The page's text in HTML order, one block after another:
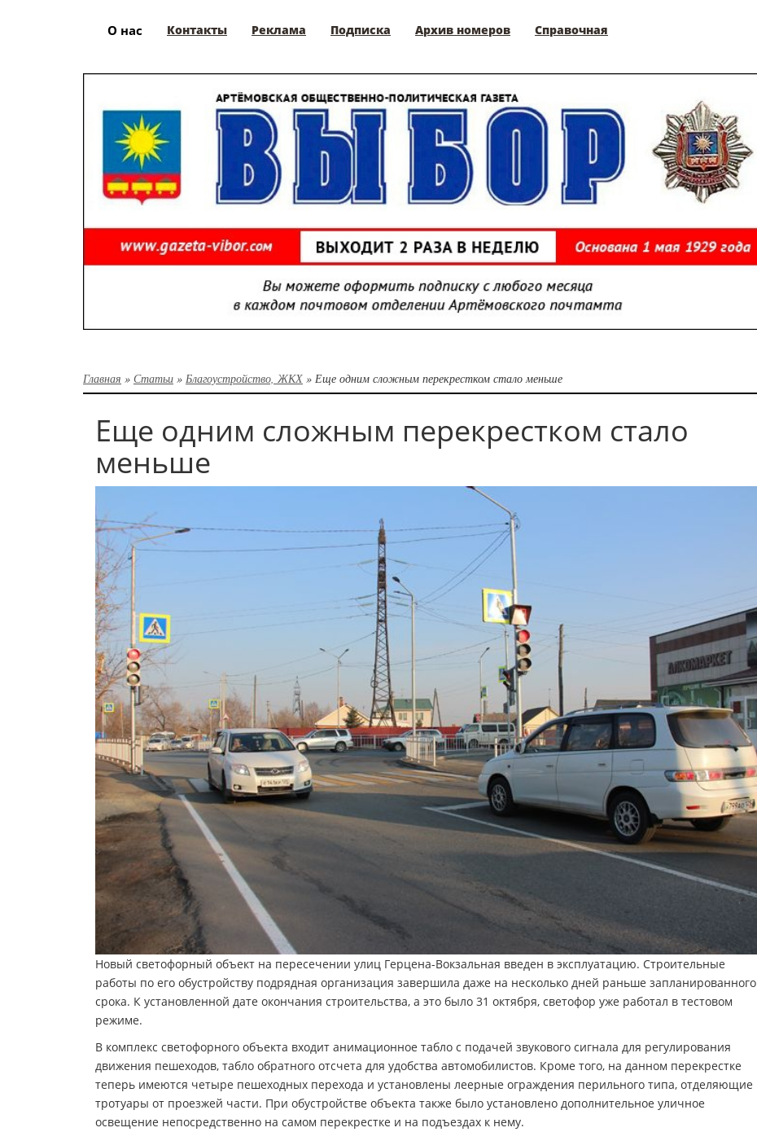
О нас Контакты Реклама Подписка Архив номеров Справочная
Главная » Статьи » Благоустройство, ЖКХ » Еще одним сложным перекрестком стало меньше
Еще одним сложным перекрестком стало
меньше
Новый светофорный объект на пересечении улиц Герцена-Вокзальная введен в эксплуатацию. Строительные
работы по его обустройству подрядная организация завершила даже на несколько дней раньше запланированного
срока. К установленной дате окончания строительства, а это было 31 октября, светофор уже работал в тестовом
режиме.
В комплекс светофорного объекта входит анимационное табло с подачей звукового сигнала для регулирования
движения пешеходов, табло обратного отсчета для удобства автомобилистов. Кроме того, на данном перекрестке
теперь имеются четыре пешеходных перехода и установлены леерные ограждения перильного типа, отделяющие
тротуары от проезжей части. При обустройстве объекта также было установлено дополнительное уличное
освещение непосредственно на самом перекрестке и на подъездах к нему.